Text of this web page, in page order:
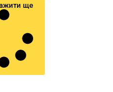
ще